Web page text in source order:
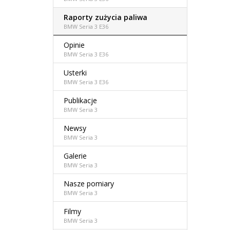
Raporty zużycia paliwa
BMW Seria 3 E36
Opinie
BMW Seria 3 E36
Usterki
BMW Seria 3 E36
Publikacje
BMW Seria 3
Newsy
BMW Seria 3
Galerie
BMW Seria 3
Nasze pomiary
BMW Seria 3
Filmy
BMW Seria 3